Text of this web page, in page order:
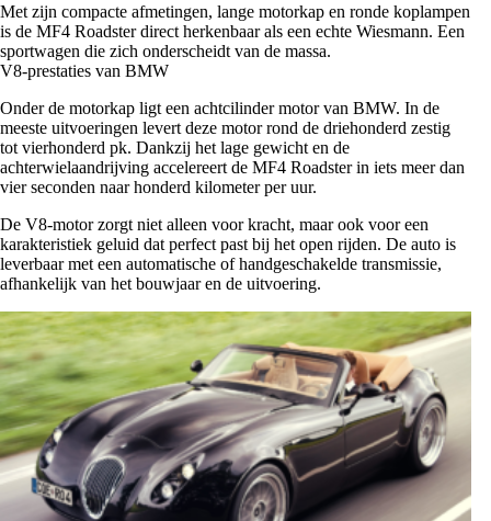
Met zijn compacte afmetingen, lange motorkap en ronde koplampen
is de MF4 Roadster direct herkenbaar als een echte Wiesmann. Een
sportwagen die zich onderscheidt van de massa.
V8-prestaties van BMW
Onder de motorkap ligt een achtcilinder motor van BMW. In de
meeste uitvoeringen levert deze motor rond de driehonderd zestig
tot vierhonderd pk. Dankzij het lage gewicht en de
achterwielaandrijving accelereert de MF4 Roadster in iets meer dan
vier seconden naar honderd kilometer per uur.
De V8-motor zorgt niet alleen voor kracht, maar ook voor een
karakteristiek geluid dat perfect past bij het open rijden. De auto is
leverbaar met een automatische of handgeschakelde transmissie,
afhankelijk van het bouwjaar en de uitvoering.